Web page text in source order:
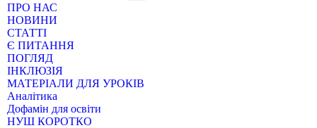
ПРО НАС
НОВИНИ
СТАТТІ
Є ПИТАННЯ
ПОГЛЯД
ІНКЛЮЗІЯ
МАТЕРІАЛИ ДЛЯ УРОКІВ
Аналітика
Дофамін для освіти
НУШ КОРОТКО